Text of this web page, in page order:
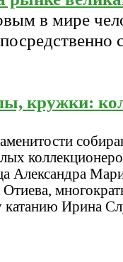
в мире
кружки:
Александра
Ирина